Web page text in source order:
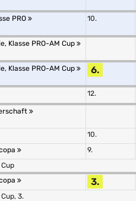
PRO 10.
Klasse PRO-AM Cup
Klasse PRO-AM Cup 6.
12.
10.
9.
3.
3.